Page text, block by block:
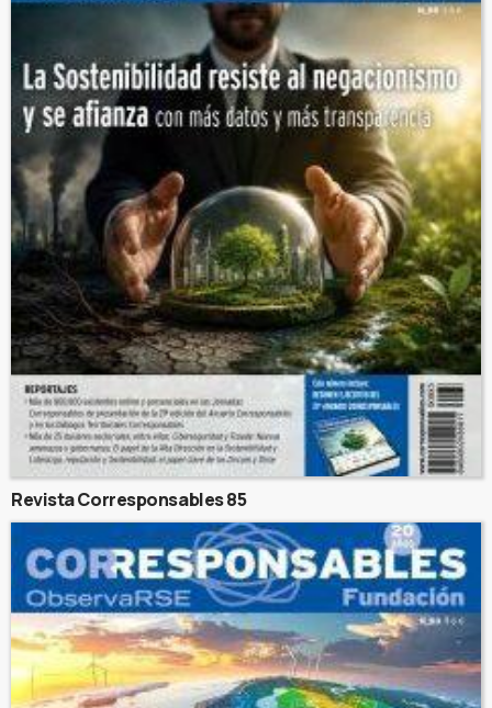
Revista Corresponsables 85